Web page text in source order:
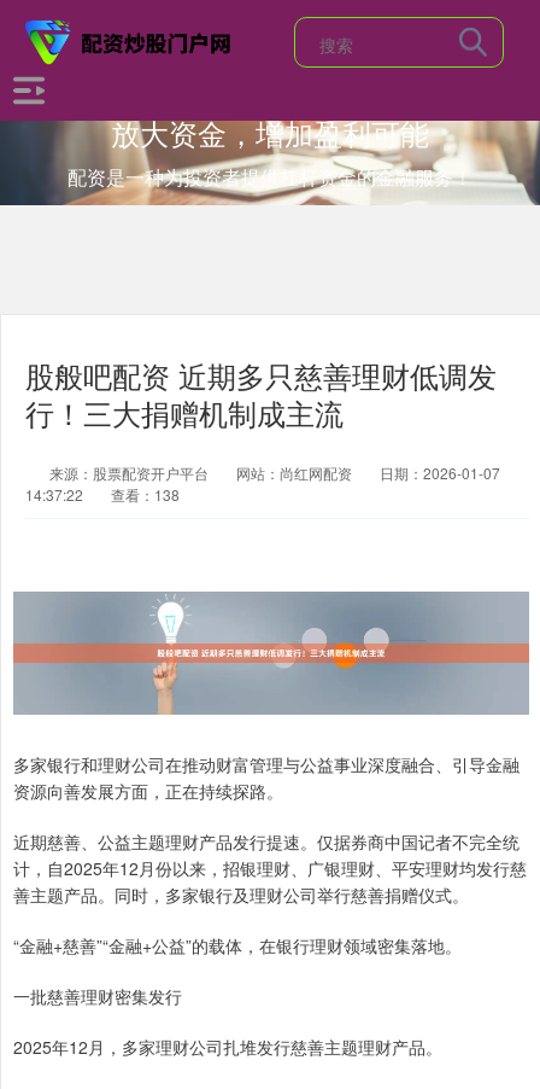
放大资金，增加盈利可能
配资是一种为投资者提供杠杆资金的金融服务！
股般吧配资 近期多只慈善理财低调发
行！三大捐赠机制成主流
来源：股票配资开户平台 网站：尚红网配资
日期：2026-01-07
14:37:22
查看：138
多家银行和理财公司在推动财富管理与公益事业深度融合、引导金融
资源向善发展方面，正在持续探路。
近期慈善、公益主题理财产品发行提速。仅据券商中国记者不完全统
计，自2025年12月份以来，招银理财、广银理财、平安理财均发行慈
善主题产品。同时，多家银行及理财公司举行慈善捐赠仪式。
“金融+慈善”“金融+公益”的载体，在银行理财领域密集落地。
一批慈善理财密集发行
2025年12月，多家理财公司扎堆发行慈善主题理财产品。